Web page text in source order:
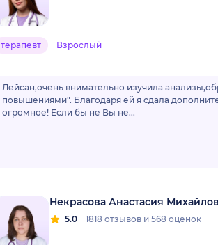
терапевт Взрослый
Лейсан,очень внимательно изучила
повышениями". Благодаря ей я сдала
огромное! Если бы не Вы не...
Некрасова Анастасия
5.0 1818 отзывов и 568 оценок